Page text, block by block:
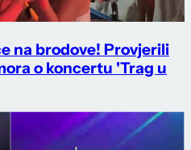
na brodove! Provjerili
o koncertu 'Trag u